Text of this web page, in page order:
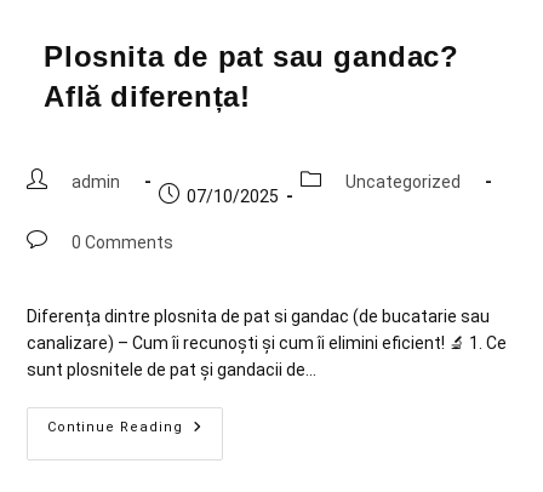
Plosnita de pat sau gandac?
Află diferența!
admin
07/10/2025
Uncategorized
0 Comments
Diferența dintre plosnita de pat si gandac (de bucatarie sau
canalizare) – Cum îi recunoști și cum îi elimini eficient! 🔬 1. Ce
sunt plosnitele de pat și gandacii de…
Continue Reading